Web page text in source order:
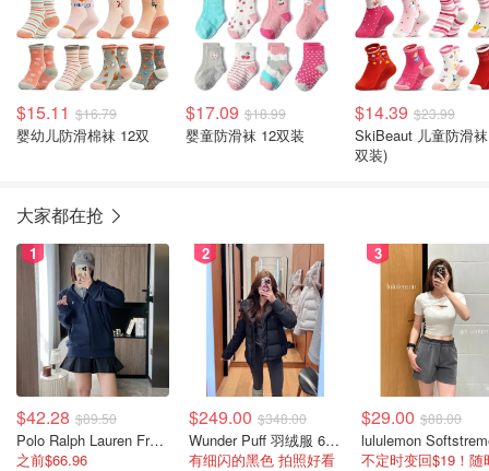
$15.11 $16.79
婴幼儿防滑棉袜 12双
$17.09 $18.99
婴童防滑袜 12双装
$14.39 $23.99
SkiBeaut 儿童防滑
双装)
大家都在抢
1
$42.28 $89.50
Polo Ralph Lauren French Terry 女童连帽卫衣 7-16码
之前$66.96
2
$249.00 $348.00
Wunder Puff 羽绒服 600蓬松度
有细闪的黑色 拍照好看
3
$29.00 $88.00